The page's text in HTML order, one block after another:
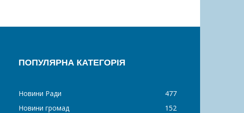
ПОПУЛЯРНА КАТЕГОРІЯ
Новини Ради
477
Новини громад
152